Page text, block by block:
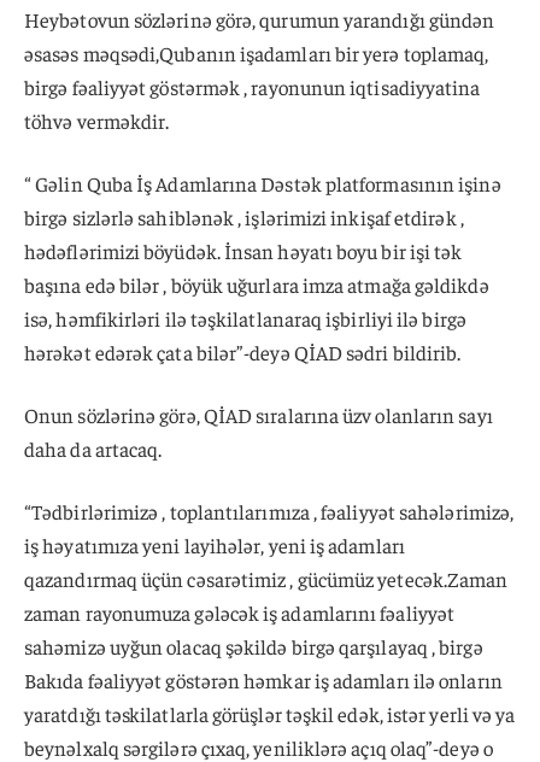
Heybətovun sözlərinə görə, qurumun yarandığı gündən
əsasəs məqsədi,Qubanın işadamları bir yerə toplamaq,
birgə fəaliyyət göstərmək , rayonunun iqtisadiyyatina
töhvə verməkdir.
“ Gəlin Quba İş Adamlarına Dəstək platformasının işinə
birgə sizlərlə sahiblənək , işlərimizi inkişaf etdirək ,
hədəflərimizi böyüdək. İnsan həyatı boyu bir işi tək
başına edə bilər , böyük uğurlara imza atmağa gəldikdə
isə, həmfikirləri ilə təşkilatlanaraq işbirliyi ilə birgə
hərəkət edərək çata bilər”-deyə QİAD sədri bildirib.
Onun sözlərinə görə, QİAD sıralarına üzv olanların sayı
daha da artacaq.
“Tədbirlərimizə , toplantılarımıza , fəaliyyət sahələrimizə,
iş həyatımıza yeni layihələr, yeni iş adamları
qazandırmaq üçün cəsarətimiz , gücümüz yetecək.Zaman
zaman rayonumuza gələcək iş adamlarını fəaliyyət
sahəmizə uyğun olacaq şəkildə birgə qarşılayaq , birgə
Bakıda fəaliyyət göstərən həmkar iş adamları ilə onların
yaratdığı təskilatlarla görüşlər təşkil edək, istər yerli və ya
beynəlxalq sərgilərə çıxaq, yeniliklərə açıq olaq”-deyə o